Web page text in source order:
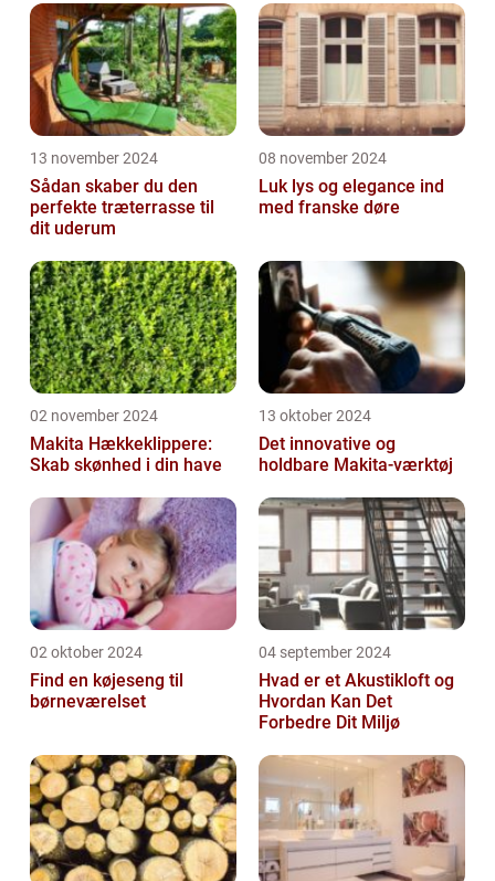
13 november 2024
Sådan skaber du den
perfekte træterrasse til
dit uderum
08 november 2024
Luk lys og elegance ind
med franske døre
02 november 2024
Makita Hækkeklippere:
Skab skønhed i din have
13 oktober 2024
Det innovative og
holdbare Makita-værktøj
02 oktober 2024
Find en køjeseng til
børneværelset
04 september 2024
Hvad er et Akustikloft og
Hvordan Kan Det
Forbedre Dit Miljø